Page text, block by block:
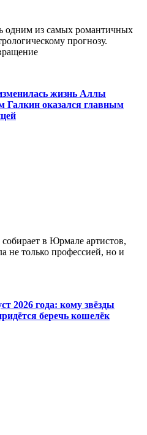
одним из самых романтичных
прогнозу.
жизнь Аллы
Галкин оказался главным
в Юрмале артистов,
не только профессией, но и
2026 года: кому звёзды
беречь кошелёк